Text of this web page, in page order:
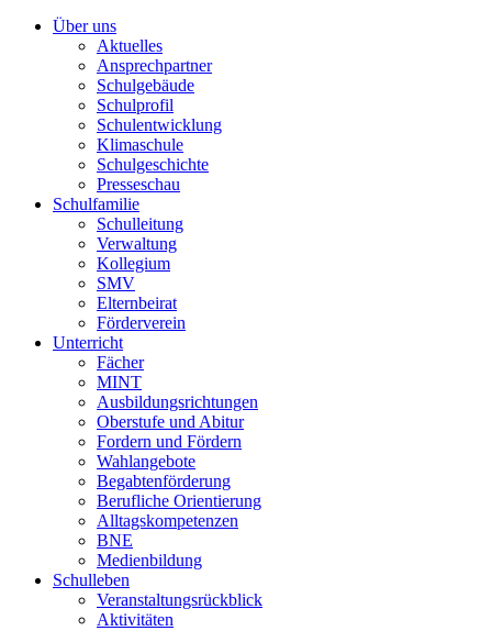
Über uns
Aktuelles
Ansprechpartner
Schulgebäude
Schulprofil
Schulentwicklung
Klimaschule
Schulgeschichte
Presseschau
Schulfamilie
Schulleitung
Verwaltung
Kollegium
SMV
Elternbeirat
Förderverein
Unterricht
Fächer
MINT
Ausbildungsrichtungen
Oberstufe und Abitur
Fordern und Fördern
Wahlangebote
Begabtenförderung
Berufliche Orientierung
Alltagskompetenzen
BNE
Medienbildung
Schulleben
Veranstaltungsrückblick
Aktivitäten